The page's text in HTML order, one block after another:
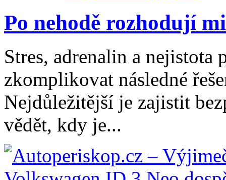
Po nehodě rozhodují
Stres, adrenalin a nejistota
zkomplikovat následné
Nejdůležitější je zajistit
vědět, kdy je...